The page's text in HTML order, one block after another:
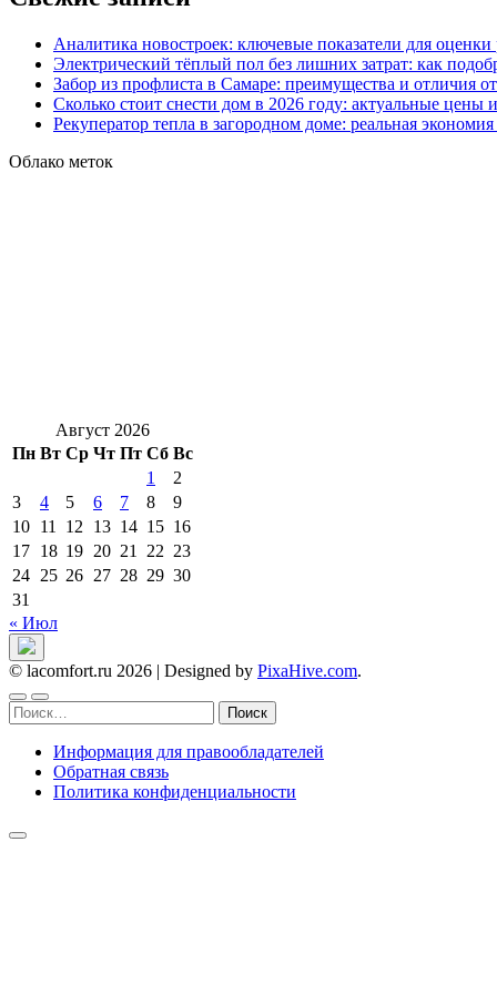
Аналитика новостроек: ключевые показатели для
Электрический тёплый пол без лишних затрат: как
Забор из профлиста в Самаре: преимущества и отличия
Сколько стоит снести дом в 2026 году: актуальные цены
Рекуператор тепла в загородном доме: реальная
Облако меток
Август 2026
Пн Вт Ср Чт Пт Сб Вс
1
2
3
4 5 6 7 8
9
10 11 12 13 14 15 16
17 18 19 20 21 22 23
24 25 26 27 28 29 30
31
« Июл
© lacomfort.ru 2026 | Designed by PixaHive.com.
Найти:
Информация для правообладателей
Обратная связь
Политика конфиденциальности